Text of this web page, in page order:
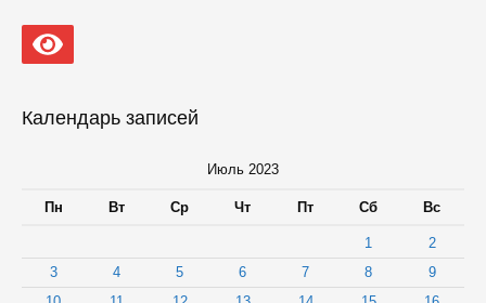
Календарь записей
Июль 2023
Пн Вт Ср Чт Пт Сб Вс
1
2
3
4 5 6 7 8
9